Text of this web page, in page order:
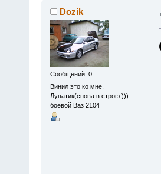
Dozik
Сообщений: 0
Винил это ко мне.
Лупатик(снова в строю.)))
боевой Ваз 2104